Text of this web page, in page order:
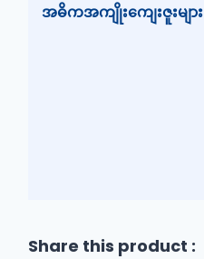
အဓိကအကျိုးကျေးဇူးများ
Share this product :